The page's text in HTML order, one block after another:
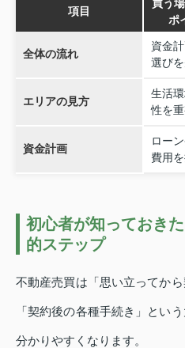
項目
買う
ポ
全体の流れ
資金
選び
エリアの見方
生活
性を
資金計画
ロー
費用
初心者が知っておき
的ステップ
不動産売買は「思い立ってか
「契約後の各種手続き」とい
分かりやすくなります。